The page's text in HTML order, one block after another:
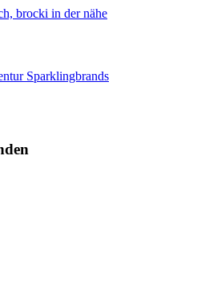
Sparklingbrands